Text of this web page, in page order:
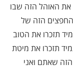
האוהל הזה שבו
החפצים הזה של
תזכרו את הטוב
תזכרו את מיטת
שאתם ואני